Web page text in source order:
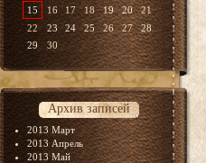
15
16 17 18 19 20
21
22
23 24 25 26 27
28
29
30
Архив записей
2013 Март
2013 Апрель
2013 Май